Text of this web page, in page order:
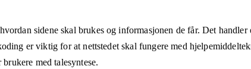
sidene skal brukes og informasjonen de får. Det
er viktig for at nettstedet skal fungere med
med talesyntese.